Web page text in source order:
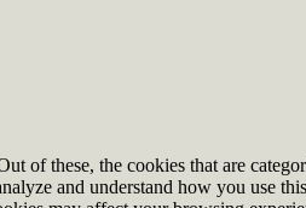
these, the cookies that are
and understand how you use